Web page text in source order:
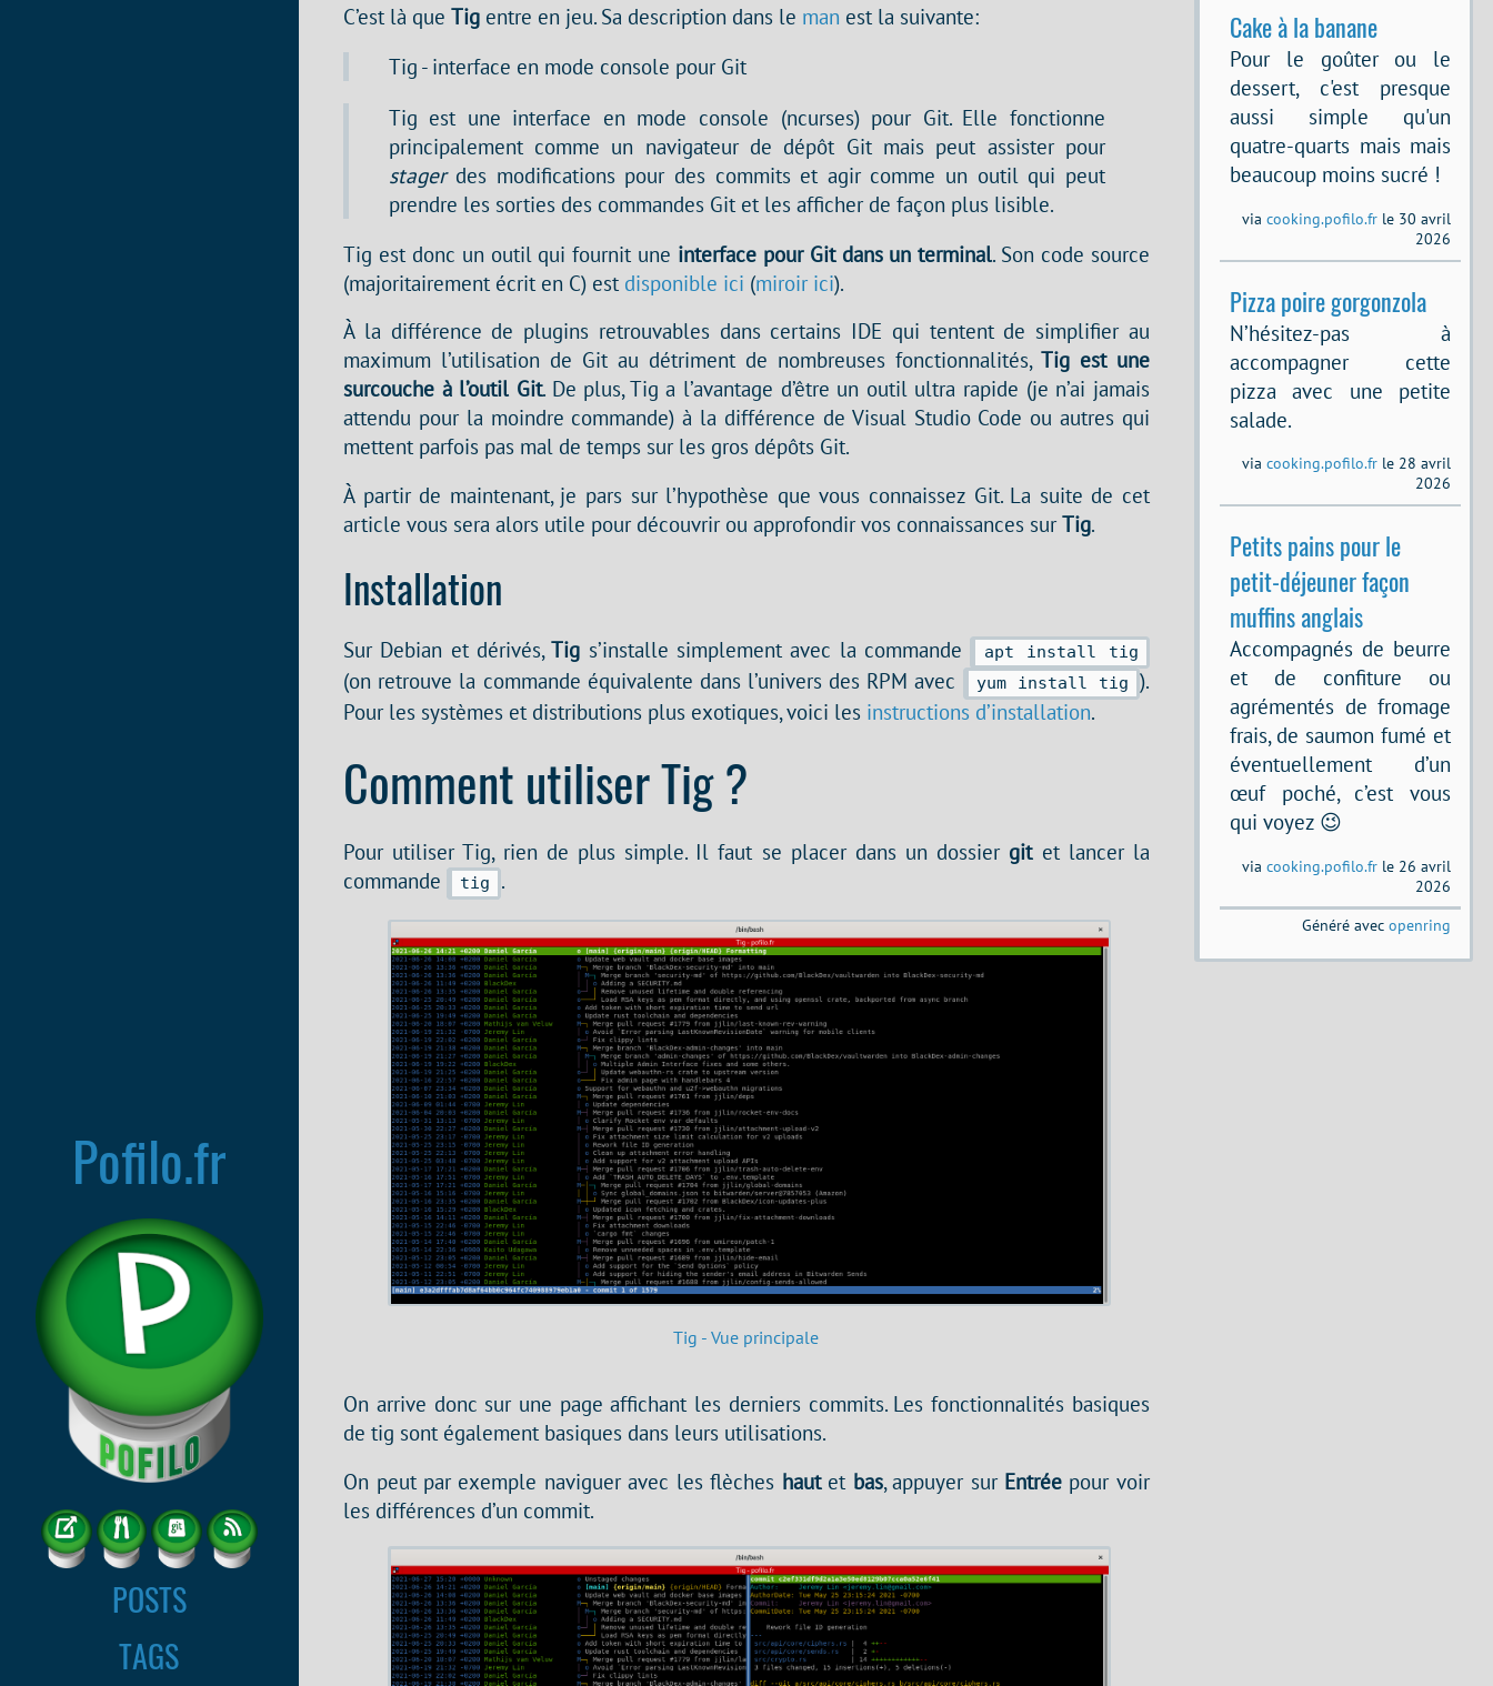
Pofilo.fr
POSTS
TAGS
C’est là queTig entre en jeu. Sa description dans le man est la suivante:
Tig - interface en mode console pour Git
Tig est une interface en mode console (ncurses) pour Git. Elle fonctionne
principalement comme un navigateur de dépôt Git mais peut assister pour
stagerdes modifications pour des commits et agir comme un outil qui peut
prendre les sorties des commandes Git et les afficher de façon plus lisible.
Tig est donc un outil qui fournit une interface pour Git dans un terminal. Son code source
(majoritairement écrit en C) est disponible ici (miroir ici).
À la différence de plugins retrouvables dans certains IDE qui tentent de simplifier au
maximum l’utilisation de Git au détriment de nombreuses fonctionnalités, Tig est une
surcouche à l’outil Git. De plus, Tig a l’avantage d’être un outil ultra rapide (je n’ai jamais
attendu pour la moindre commande) à la différence de Visual Studio Code ou autres qui
mettent parfois pas mal de temps sur les gros dépôts Git.
À partir de maintenant, je pars sur l’hypothèse que vous connaissez Git. La suite de cet
article vous sera alors utile pour découvrir ou approfondir vos connaissances surTig.
Installation
Sur Debian et dérivés,Tig s’installe simplement avec la commande apt install tig
(on retrouve la commande équivalente dans l’univers des RPM avec yum install tig
).
Pour les systèmes et distributions plus exotiques, voici les instructions d’installation.
Comment utiliser Tig ?
Pour utiliser Tig, rien de plus simple. Il faut se placer dans un dossier gitet lancer la
commande
tig .
Tig - Vue principale
On arrive donc sur une page affichant les derniers commits. Les fonctionnalités basiques
de tig sont également basiques dans leurs utilisations.
On peut par exemple naviguer avec les flèches hautet bas, appuyer sur Entréepour voir
les différences d’un commit.
Cake à la banane
Pour le goûter ou le
dessert, c'est presque
aussi simple qu'un
quatre-quarts mais mais
beaucoup moins sucré !
viacooking.pofilo.fr le 30 avril
2026
Pizza poire gorgonzola
N’hésitez-pas à
accompagner cette
pizza avec une petite
salade.
viacooking.pofilo.fr le 28 avril
2026
Petits pains pour le
petit-déjeuner façon
muffins anglais
Accompagnés de beurre
et de confiture ou
agrémentés de fromage
frais, de saumon fumé et
éventuellement d’un
œuf poché, c’est vous
qui voyez 😉
viacooking.pofilo.fr le 26 avril
2026
Généré avecopenring